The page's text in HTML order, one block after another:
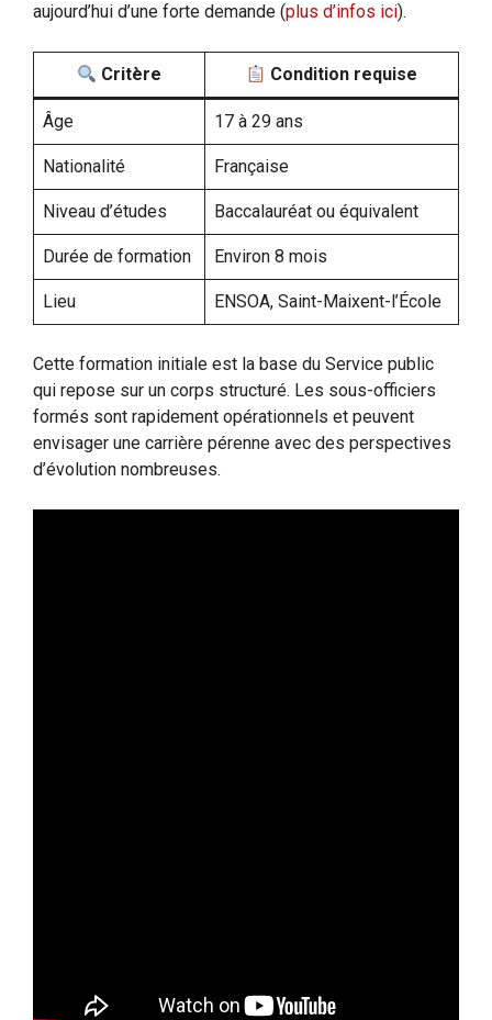
aujourd’hui d’une forte demande (plus d’infos ici).
Critère Condition requise
Âge 17 à 29 ans
Nationalité Française
Niveau d’études Baccalauréat ou équivalent
Durée de formation Environ 8 mois
Lieu ENSOA, Saint-Maixent-l’École
Cette formation initiale est la base du Service public
qui repose sur un corps structuré. Les sous-officiers
formés sont rapidement opérationnels et peuvent
envisager une carrière pérenne avec des perspectives
d’évolution nombreuses.